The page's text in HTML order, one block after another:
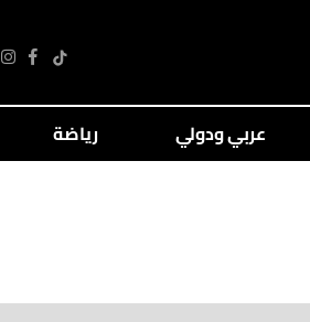
عربي ودولي رياضة